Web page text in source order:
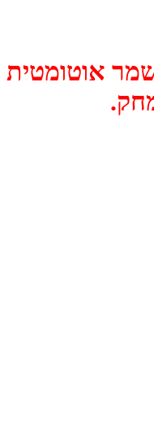
2025-03-05